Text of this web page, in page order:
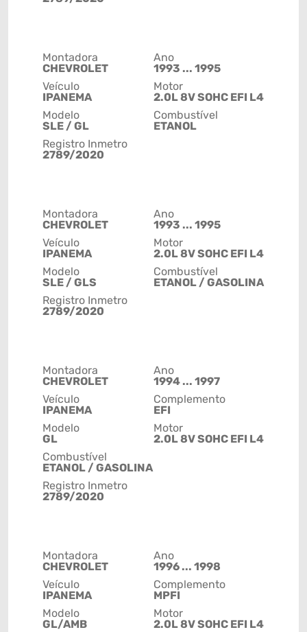
Montadora
CHEVROLET
Veículo
IPANEMA
Modelo
SLE / GL
Ano
1993 ... 1995
Motor
2.0L 8V SOHC EFI L4
Combustível
ETANOL
Registro Inmetro
2789/2020
Montadora
CHEVROLET
Veículo
IPANEMA
Modelo
SLE / GLS
Ano
1993 ... 1995
Motor
2.0L 8V SOHC EFI L4
Combustível
ETANOL / GASOLINA
Registro Inmetro
2789/2020
Montadora
CHEVROLET
Veículo
IPANEMA
Modelo
GL
Ano
1994 ... 1997
Complemento
EFI
Motor
2.0L 8V SOHC EFI L4
Combustível
ETANOL / GASOLINA
Registro Inmetro
2789/2020
Montadora
CHEVROLET
Veículo
IPANEMA
Modelo
GL/AMB
Ano
1996 ... 1998
Complemento
MPFI
Motor
2.0L 8V SOHC EFI L4